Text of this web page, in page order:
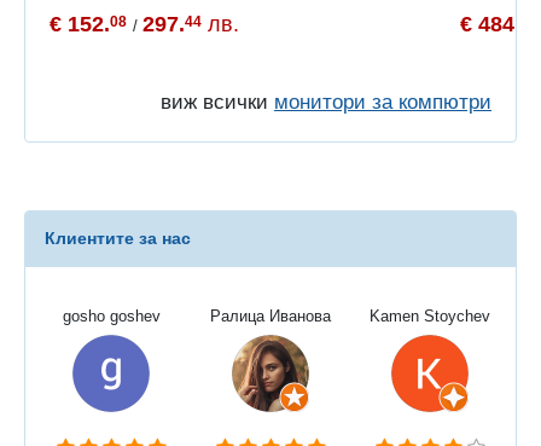
€ 152.08 / 297.44 лв. € 484.
виж всички монитори за компютри
Клиентите за нас
gosho goshev Ралица Иванова Kamen Stoychev